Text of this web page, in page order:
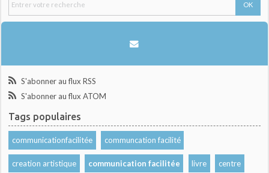
S'abonner au flux RSS
S'abonner au flux ATOM
Tags populaires
communicationfacilitée communcation facilité
creation artistique communication facilitée livre centre